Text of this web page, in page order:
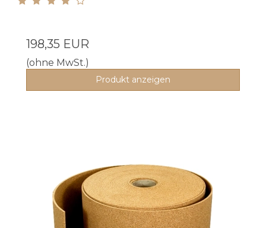
198,35 EUR
(ohne MwSt.)
Produkt anzeigen